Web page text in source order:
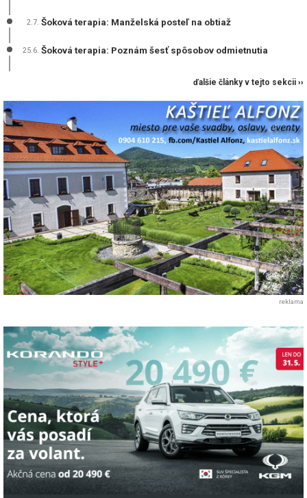
2.7. Šoková terapia: Manželská posteľ na obtiaž
25.6. Šoková terapia: Poznám šesť spôsobov odmietnutia
ďalšie články v tejto sekcii ››
reklama